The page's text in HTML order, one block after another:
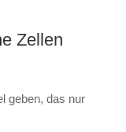
Zellen
geben, das nur